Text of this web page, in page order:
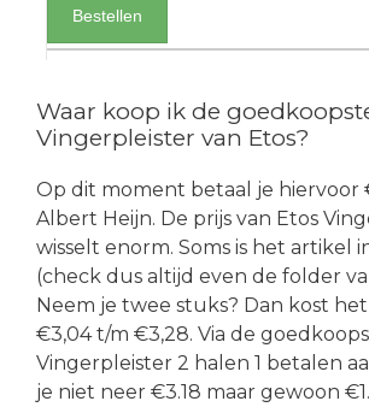
Bestellen
Waar koop ik de
Vingerpleister van Etos?
Op dit moment betaal je hiervoor
Albert Heijn. De prijs van Etos
wisselt enorm. Soms is het artikel
(check dus altijd even de folder
Neem je twee stuks? Dan kost
€3,04 t/m €3,28. Via de
Vingerpleister 2 halen 1 betalen
je niet neer €3.18 maar gewoon